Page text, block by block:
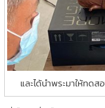
และได้นำพระมาให้ทดส